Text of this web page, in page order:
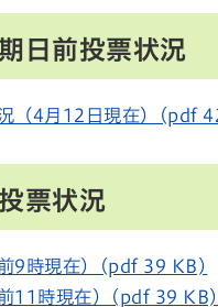
日前投票状況
（4月12日現在）(pdf
票状況
9時現在）(pdf 39 KB)
11時現在）(pdf 39 KB)